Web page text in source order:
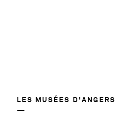
LES MUSÉES D'ANGERS